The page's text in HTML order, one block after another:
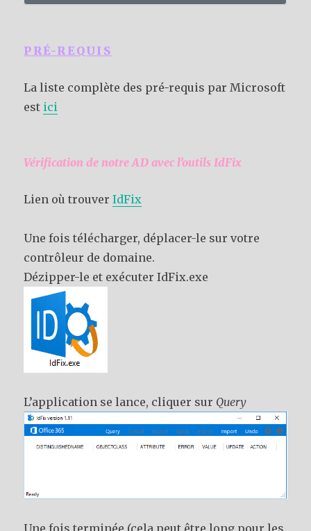
PRÉ-REQUIS
La liste complète des pré-requis par Microsoft
est ici
Vérification de notre AD avec l’outils IdFix
Lien où trouverIdFix
Une fois télécharger, déplacer-le sur votre
contrôleur de domaine.
Dézipper-le et exécuter IdFix.exe
L’application se lance, cliquer sur Query